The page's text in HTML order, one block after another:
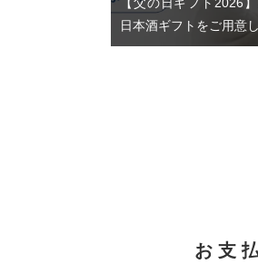
日本酒ギフトをご用意
お支